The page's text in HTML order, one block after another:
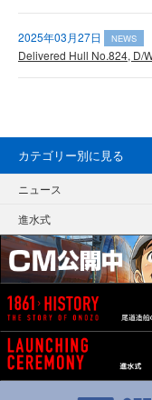
2025年03月27日 NEWS
Delivered Hull No.824, D/
カテゴリー別に見る
ニュース
進水式